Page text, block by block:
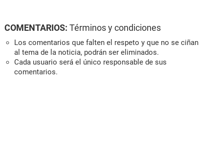
COMENTARIOS: Términos y condiciones
Los comentarios que falten el respeto y que no se ciñan
al tema de la noticia, podrán ser eliminados.
Cada usuario será el único responsable de sus
comentarios.